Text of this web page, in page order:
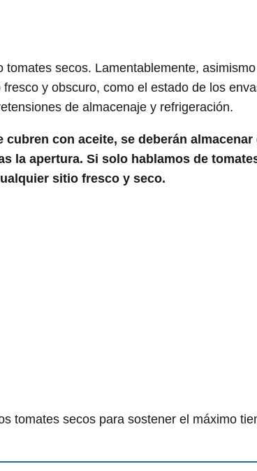
secos. Lamentablemente,
y obscuro, como el estado de los
de almacenaje y refrigeración.
con aceite, se deberán almacenar
la apertura. Si solo hablamos de
sitio fresco y seco.
tomates secos para sostener el máximo